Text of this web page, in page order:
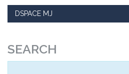
DSPACE MJ
SEARCH